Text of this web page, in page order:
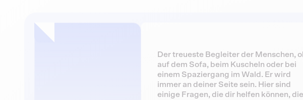
Der treueste Begleiter der Menschen,
auf dem Sofa, beim Kuscheln oder bei
einem Spaziergang im Wald. Er wird
immer an deiner Seite sein. Hier sind
einige Fragen, die dir helfen können, die